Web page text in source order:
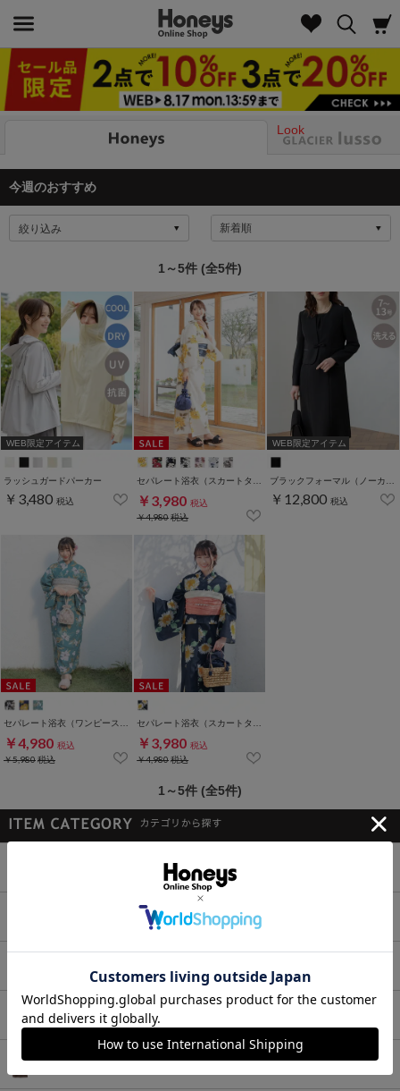
Look
今週のおすすめ
絞り込み
1～5件 (全5件)
WEB限定アイテム
ラッシュガードパーカー
￥3,480 税込 ￥3,980 税込
￥4,980税込
WEB限定アイテム
￥12,800 税込
￥4,980 税込
￥5,980税込
￥3,980 税込
￥4,980税込
1～5件 (全5件)
セットアップ
アウター